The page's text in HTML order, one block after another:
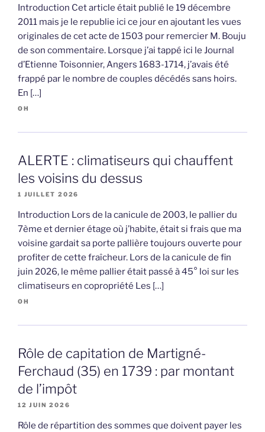
Introduction Cet article était publié le 19 décembre
2011 mais je le republie ici ce jour en ajoutant les vues
originales de cet acte de 1503 pour remercier M. Bouju
de son commentaire. Lorsque j’ai tappé ici le Journal
d’Etienne Toisonnier, Angers 1683-1714, j’avais été
frappé par le nombre de couples décédés sans hoirs.
En […]
OH
ALERTE : climatiseurs qui chauffent
les voisins du dessus
1 JUILLET 2026
Introduction Lors de la canicule de 2003, le pallier du
7ème et dernier étage où j’habite, était si frais que ma
voisine gardait sa porte pallière toujours ouverte pour
profiter de cette fraîcheur. Lors de la canicule de fin
juin 2026, le même pallier était passé à 45° loi sur les
climatiseurs en copropriété Les […]
OH
Rôle de capitation de Martigné-
Ferchaud (35) en 1739 : par montant
de l’impôt
12 JUIN 2026
Rôle de répartition des sommes que doivent payer les